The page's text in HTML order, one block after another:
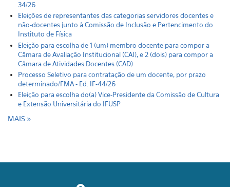
34/26
Eleições de representantes das categorias servidores docentes e
não-docentes junto à Comissão de Inclusão e Pertencimento do
Instituto de Física
Eleição para escolha de 1 (um) membro docente para compor a
Câmara de Avaliação Institucional (CAI), e 2 (dois) para compor a
Câmara de Atividades Docentes (CAD)
Processo Seletivo para contratação de um docente, por prazo
determinado/FMA - Ed. IF-44/26
Eleição para escolha do(a) Vice-Presidente da Comissão de Cultura
e Extensão Universitária do IFUSP
MAIS